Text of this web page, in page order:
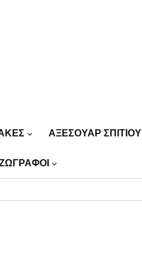
ΑΞΕΣΟΥΑΡ ΣΠΙΤΙΟΥ